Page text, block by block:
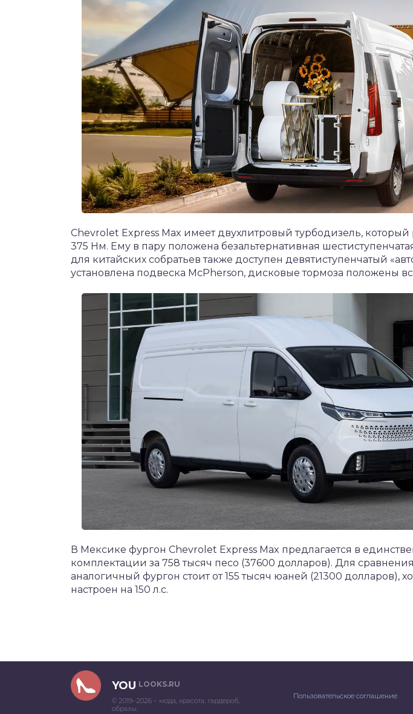
Chevrolet Express Max имеет двухлитровый турбодизель, который
375 Нм. Ему в пару положена безальтернативная
для китайских собратьев также доступен девятиступенчатый
установлена подвеска McPherson, дисковые тормоза положены
В Мексике фургон Chevrolet Express Max предлагается в
комплектации за 758 тысяч песо (37600 долларов). Для
аналогичный фургон стоит от 155 тысяч юаней (21300 долларов),
настроен на 150 л.с.
YOU LOOKS.RU
© 2019–2026 – мода, красота, гардероб,
образы.
Пользовательское соглашение